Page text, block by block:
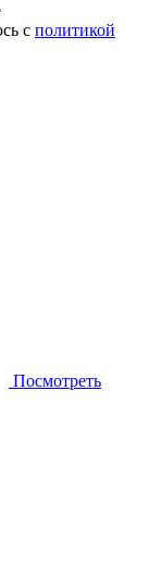
с политикой
Посмотреть